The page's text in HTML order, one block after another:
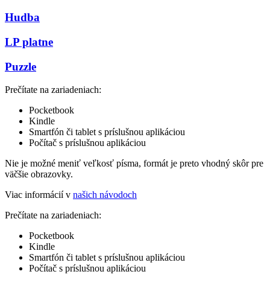
Hudba
LP platne
Puzzle
Prečítate na zariadeniach:
Pocketbook
Kindle
Smartfón či tablet s príslušnou aplikáciou
Počítač s príslušnou aplikáciou
Nie je možné meniť veľkosť písma, formát je preto vhodný skôr pre
väčšie obrazovky.
Viac informácií v našich návodoch
Prečítate na zariadeniach:
Pocketbook
Kindle
Smartfón či tablet s príslušnou aplikáciou
Počítač s príslušnou aplikáciou